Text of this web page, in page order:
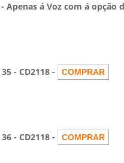
á Voz com á opção
- CD2118 -
- CD2118 -